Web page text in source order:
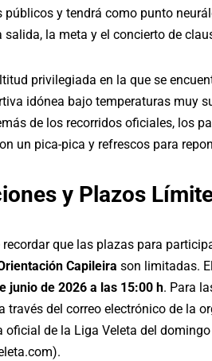
públicos y tendrá como punto
salida, la meta y el concierto de
privilegiada en la que se
idónea bajo temperaturas muy
de los recorridos oficiales, los
un pica-pica y refrescos para
y Plazos
que las plazas para
Capileira son limitadas.
junio de 2026 a las 15:00 h. Para
través del correo electrónico de la
oficial de la Liga Veleta del
).